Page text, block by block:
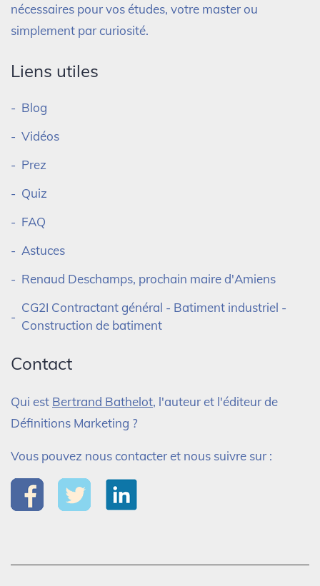
nécessaires pour vos études, votre master ou
simplement par curiosité.
Liens utiles
Blog
Vidéos
Prez
Quiz
FAQ
Astuces
Renaud Deschamps, prochain maire d'Amiens
CG2I Contractant général - Batiment industriel -
Construction de batiment
Contact
Qui est Bertrand Bathelot, l'auteur et l'éditeur de
Définitions Marketing ?
Vous pouvez nous contacter et nous suivre sur :